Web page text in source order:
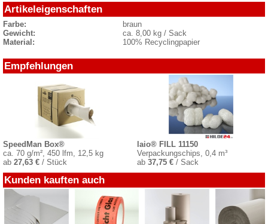
Artikeleigenschaften
Farbe:
braun
Gewicht:
ca. 8,00 kg / Sack
Material:
100% Recyclingpapier
Empfehlungen
SpeedMan Box®
ca. 70 g/m², 450 lfm, 12,5 kg
ab 27,63 € / Stück
laio® FILL 11150
Verpackungschips, 0,4 m³
ab 37,75 € / Sack
Kunden kauften auch